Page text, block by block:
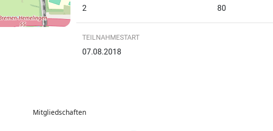
2 80
TEILNAHMESTART
07.08.2018
Mitgliedschaften